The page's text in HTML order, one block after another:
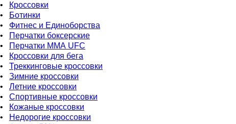
•
Кроссовки
•
Ботинки
• Фитнес и Единоборства
•
Перчатки боксерские
•
Перчатки ММА UFC
•
Кроссовки для бега
• Треккинговые кроссовки
• Зимние кроссовки
• Летние кроссовки
• Спортивные кроссовки
•
Кожаные кроссовки
•
Недорогие кроссовки